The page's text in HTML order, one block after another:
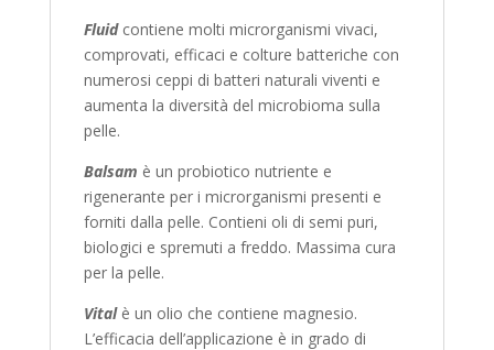
Fluidcontiene molti microrganismi vivaci,
comprovati, efficaci e colture batteriche con
numerosi ceppi di batteri naturali viventi e
aumenta la diversità del microbioma sulla
pelle.
Balsam è un probiotico nutriente e
rigenerante per i microrganismi presenti e
forniti dalla pelle. Contieni oli di semi puri,
biologici e spremuti a freddo. Massima cura
per la pelle.
Vitalè un olio che contiene magnesio.
L’efficacia dell’applicazione è in grado di